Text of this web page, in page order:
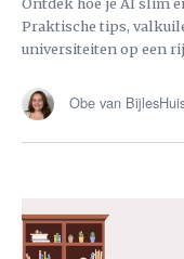
Praktische tips,
universiteiten op een
Obe van